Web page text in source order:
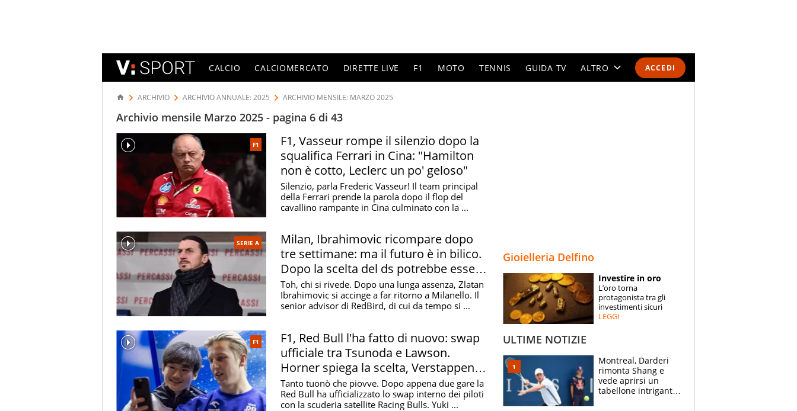
ACCEDI
CALCIO CALCIOMERCATO DIRETTE LIVE F1 MOTO TENNIS GUIDA TV ALTRO
SPECIALI
ESPERTI
ARCHIVIO ARCHIVIO ANNUALE: 2025 ARCHIVIO MENSILE: MARZO 2025
Archivio mensile Marzo 2025 - pagina 6 di 43
F1
F1, Vasseur rompe il silenzio dopo la
squalifica Ferrari in Cina: "Hamilton
non è cotto, Leclerc un po' geloso"
Silenzio, parla Frederic Vasseur! Il team principal
della Ferrari prende la parola dopo il flop del
cavallino rampante in Cina culminato con la ...
SERIE A
Milan, Ibrahimovic ricompare dopo
tre settimane: ma il futuro è in bilico.
Dopo la scelta del ds potrebbe essere
addio
Toh, chi si rivede. Dopo una lunga assenza, Zlatan
Ibrahimovic si accinge a far ritorno a Milanello. Il
senior advisor di RedBird, di cui da tempo si ...
F1
F1, Red Bull l'ha fatto di nuovo: swap
ufficiale tra Tsunoda e Lawson.
Horner spiega la scelta, Verstappen
perplesso
Tanto tuonò che piovve. Dopo appena due gare la
Red Bull ha ufficializzato lo swap interno dei piloti
con la scuderia satellite Racing Bulls. Yuki ...
Gioielleria Delfino
Investire in oro
L’oro torna
protagonista tra gli
investimenti sicuri
LEGGI
ULTIME NOTIZIE
Montreal, Darderi
rimonta Shang e
vede aprirsi un
tabellone intrigante: